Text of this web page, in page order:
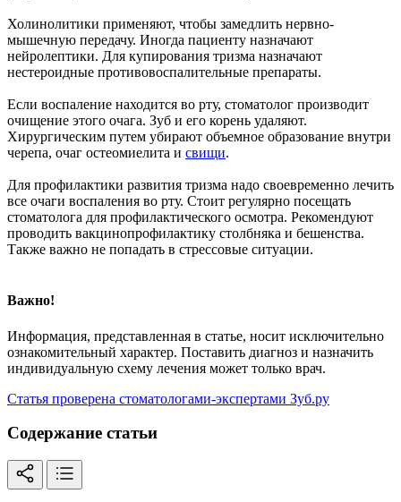
Холинолитики применяют, чтобы замедлить нервно-
мышечную передачу. Иногда пациенту назначают
нейролептики. Для купирования тризма назначают
нестероидные противовоспалительные препараты.
Если воспаление находится во рту, стоматолог производит
очищение этого очага. Зуб и его корень удаляют.
Хирургическим путем убирают объемное образование внутри
черепа, очаг остеомиелита и свищи.
Для профилактики развития тризма надо своевременно лечить
все очаги воспаления во рту. Стоит регулярно посещать
стоматолога для профилактического осмотра. Рекомендуют
проводить вакцинопрофилактику столбняка и бешенства.
Также важно не попадать в стрессовые ситуации.
Важно!
Информация, представленная в статье, носит исключительно
ознакомительный характер. Поставить диагноз и назначить
индивидуальную схему лечения может только врач.
Статья проверена стоматологами-экспертами Зуб.ру
Содержание статьи